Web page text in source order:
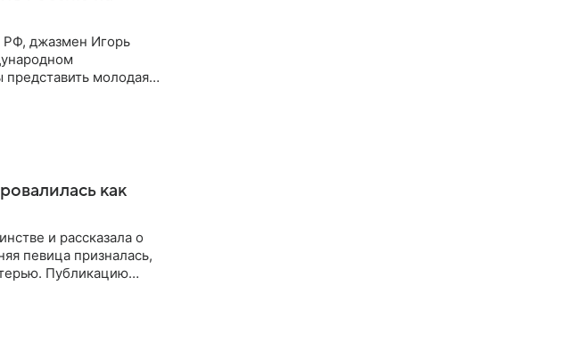
джазмен Игорь
молодая
как
и рассказала о
певица призналась,
Публикацию